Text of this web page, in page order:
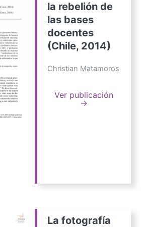
la rebelión de
las bases
docentes
(Chile, 2014)
Christian Matamoros
Ver publicación
→
La fotografía